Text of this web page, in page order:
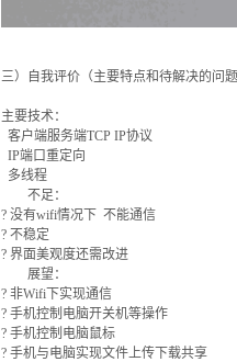
三）自我评价（主要特点和待解决的问
主要技术：
客户端服务端TCP IP协议
IP端口重定向
多线程
不足：
? 没有wifi情况下 不能通信
? 不稳定
? 界面美观度还需改进
展望：
? 非Wifi下实现通信
? 手机控制电脑开关机等操作
? 手机控制电脑鼠标
? 手机与电脑实现文件上传下载共享